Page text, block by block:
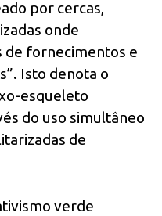
por cercas,
onde
de fornecimentos e
Isto denota o
esqueleto
do uso simultâneo
de
verde